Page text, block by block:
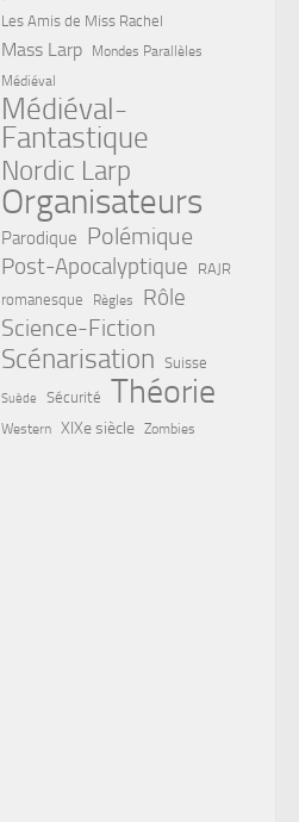
Les Amis de Miss Rachel
Mass Larp
Mondes Parallèles
Médiéval
Médiéval-
Fantastique
Nordic Larp
Organisateurs
Parodique Polémique
Post-Apocalyptique
RAJR
romanesque
Règles
Rôle
Science-Fiction
Scénarisation Suisse
Suède Sécurité Théorie
Western XIXe siècle Zombies